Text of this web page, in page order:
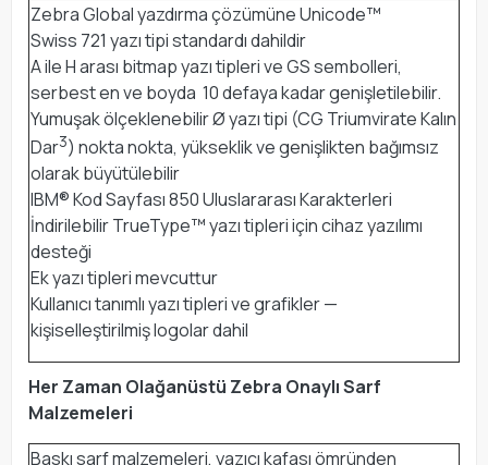
Zebra Global yazdırma çözümüne Unicode™
Swiss 721 yazı tipi standardı dahildir
A ile H arası bitmap yazı tipleri ve GS sembolleri,
serbest en ve boyda 10 defaya kadar genişletilebilir.
Yumuşak ölçeklenebilir Ø yazı tipi (CG Triumvirate Kalın
Dar3) nokta nokta, yükseklik ve genişlikten bağımsız
olarak büyütülebilir
IBM® Kod Sayfası 850 Uluslararası Karakterleri
İndirilebilir TrueType™ yazı tipleri için cihaz yazılımı
desteği
Ek yazı tipleri mevcuttur
Kullanıcı tanımlı yazı tipleri ve grafikler —
kişiselleştirilmiş logolar dahil
Her Zaman Olağanüstü Zebra Onaylı Sarf
Malzemeleri
Baskı sarf malzemeleri, yazıcı kafası ömründen